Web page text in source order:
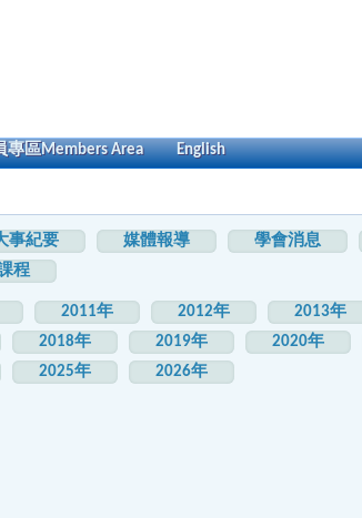
專區Members Area English
事紀要 媒體報導 學會消息
程
2011年 2012年 2013年
2018年 2019年 2020年
2025年 2026年